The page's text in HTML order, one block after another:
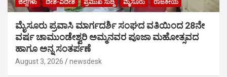
ಜಿಲ್ಲೆಗಳು ದೇಶ-ವಿದೇಶ ಪ್ರಮುಖ ಸುದ್ದಿ ಮೈಸೂರು ರಾಜಕೀಯ
ಮೈಸೂರು ಪ್ರವಾಸಿ ಮಾರ್ಗದರ್ಶಿ ಸಂಘದ ವತಿಯಿಂದ 28ನೇ
ವರ್ಷ ಚಾಮುಂಡೇಶ್ವರಿ ಅಮ್ಮನವರ ಪೂಜಾ ಮಹೋತ್ಸವದ
ಹಾಗೂ ಅನ್ನ ಸಂತರ್ಪಣೆ
August 3, 2026 newsdesk